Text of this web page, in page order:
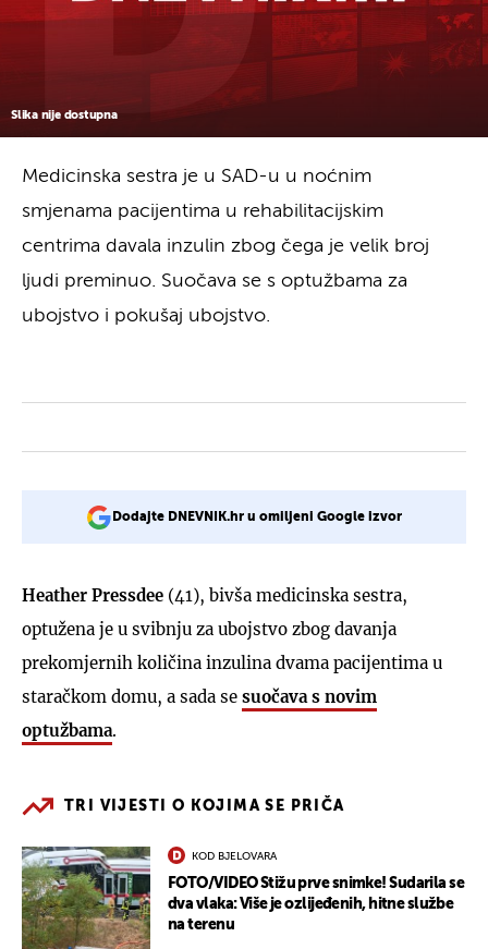
Slika nije dostupna
Medicinska sestra je u SAD-u u noćnim
smjenama pacijentima u rehabilitacijskim
centrima davala inzulin zbog čega je velik broj
ljudi preminuo. Suočava se s optužbama za
ubojstvo i pokušaj ubojstvo.
Dodajte DNEVNIK.hr u omiljeni Google izvor
Heather Pressdee (41), bivša medicinska sestra,
optužena je u svibnju za ubojstvo zbog davanja
prekomjernih količina inzulina dvama pacijentima u
staračkom domu, a sada se suočava s novim
optužbama.
TRI VIJESTI O KOJIMA SE PRIČA
KOD BJELOVARA
FOTO/VIDEO Stižu prve snimke! Sudarila se
dva vlaka: Više je ozlijeđenih, hitne službe
na terenu